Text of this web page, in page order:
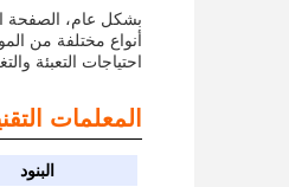
بشكل عام، الصفحة
أنواع مختلفة من
احتياجات التعبئة
المعلمات
البنود